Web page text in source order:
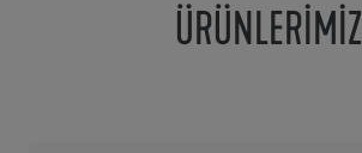
ÜRÜNLERİMİZ